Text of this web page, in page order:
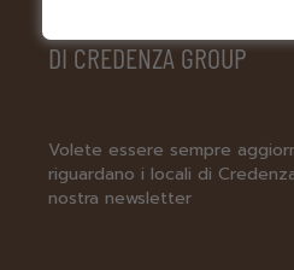
DI CREDENZA GROUP
Volete essere sempre
riguardano i locali di
nostra newsletter